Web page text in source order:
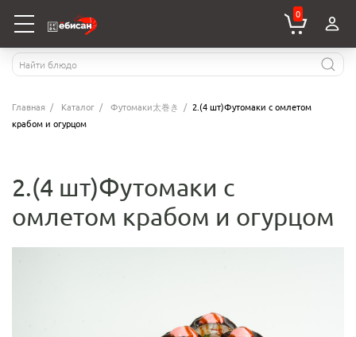
0
Главная Каталог Футомаки太巻き
2.(4 шт)Футомаки с омлетом
крабом и огурцом
2.(4 шт)Футомаки с
омлетом крабом и огурцом